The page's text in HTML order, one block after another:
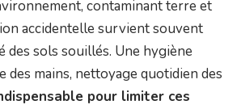
contaminant terre et
accidentelle survient souvent
des sols souillés. Une hygiène
des mains, nettoyage quotidien des
pour limiter ces